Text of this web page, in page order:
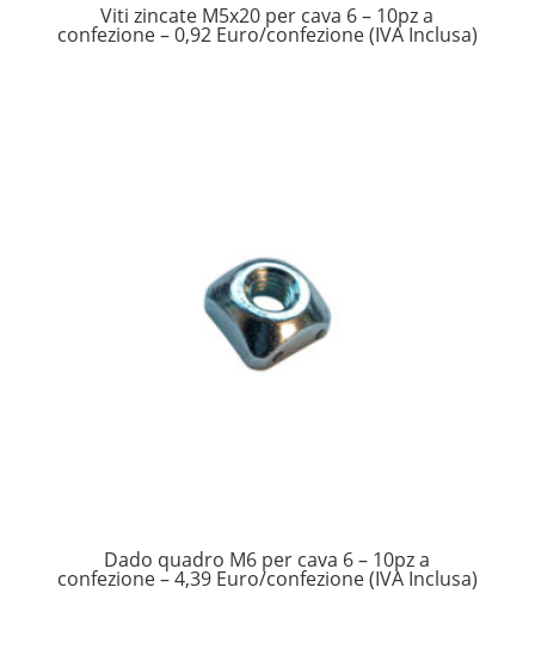
Viti zincate M5x20 per cava 6 – 10pz a
confezione – 0,92 Euro/confezione (IVA Inclusa)
Dado quadro M6 per cava 6 – 10pz a
confezione – 4,39 Euro/confezione (IVA Inclusa)